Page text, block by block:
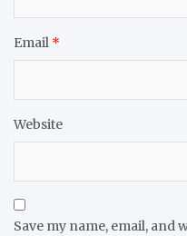
Email *
Website
Save my name, email, and